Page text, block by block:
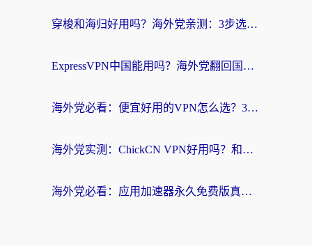
穿梭和海归好用吗？海外党亲测：3步选对回国加速器，无缝刷国内剧玩手游
ExpressVPN中国能用吗？海外党翻回国内的加速器选择指南（附番茄加速器实测）
海外党必看：便宜好用的VPN怎么选？3步解决回国访问难题+Steam改区技巧
海外党实测：ChickCN VPN好用吗？和OurPlay VPN对比哪个回国效果更好？附避坑指南
海外党必看：应用加速器永久免费版真的靠谱吗？教你选对回国加速器无缝刷国内资源